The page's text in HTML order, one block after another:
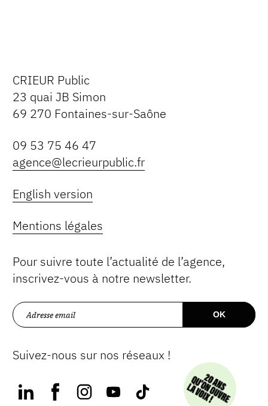
CRIEUR Public
23 quai JB Simon
69 270 Fontaines-sur-Saône
09 53 75 46 47
agence@lecrieurpublic.fr
English version
Mentions légales
Pour suivre toute l’actualité de l’agence,
inscrivez-vous à notre newsletter.
Suivez-nous sur nos réseaux !